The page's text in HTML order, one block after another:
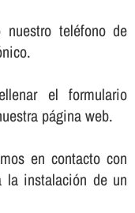
nuestro teléfono de
el formulario
página web.
en contacto con
la instalación de un